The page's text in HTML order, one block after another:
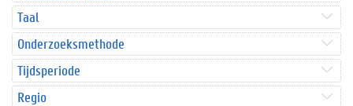
Taal
Onderzoeksmethode
Tijdsperiode
Regio